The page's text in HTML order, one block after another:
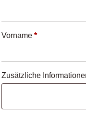
E-
(wiederholen)*
Vorname *
Zusätzliche